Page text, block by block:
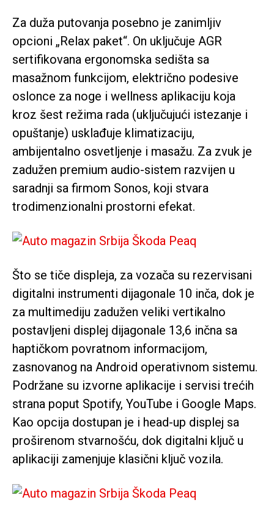
Za duža putovanja posebno je zanimljiv
opcioni „Relax paket“. On uključuje AGR
sertifikovana ergonomska sedišta sa
masažnom funkcijom, električno podesive
oslonce za noge i wellness aplikaciju koja
kroz šest režima rada (uključujući istezanje i
opuštanje) usklađuje klimatizaciju,
ambijentalno osvetljenje i masažu. Za zvuk je
zadužen premium audio-sistem razvijen u
saradnji sa firmom Sonos, koji stvara
trodimenzionalni prostorni efekat.
Što se tiče displeja, za vozača su rezervisani
digitalni instrumenti dijagonale 10 inča, dok je
za multimediju zadužen veliki vertikalno
postavljeni displej dijagonale 13,6 inčna sa
haptičkom povratnom informacijom,
zasnovanog na Android operativnom sistemu.
Podržane su izvorne aplikacije i servisi trećih
strana poput Spotify, YouTube i Google Maps.
Kao opcija dostupan je i head-up displej sa
proširenom stvarnošću, dok digitalni ključ u
aplikaciji zamenjuje klasični ključ vozila.